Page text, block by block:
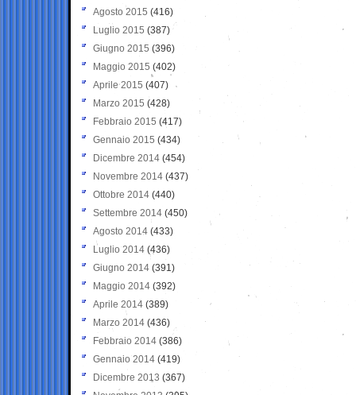
Agosto 2015 (416)
Luglio 2015 (387)
Giugno 2015 (396)
Maggio 2015 (402)
Aprile 2015 (407)
Marzo 2015 (428)
Febbraio 2015 (417)
Gennaio 2015 (434)
Dicembre 2014 (454)
Novembre 2014 (437)
Ottobre 2014 (440)
Settembre 2014 (450)
Agosto 2014 (433)
Luglio 2014 (436)
Giugno 2014 (391)
Maggio 2014 (392)
Aprile 2014 (389)
Marzo 2014 (436)
Febbraio 2014 (386)
Gennaio 2014 (419)
Dicembre 2013 (367)